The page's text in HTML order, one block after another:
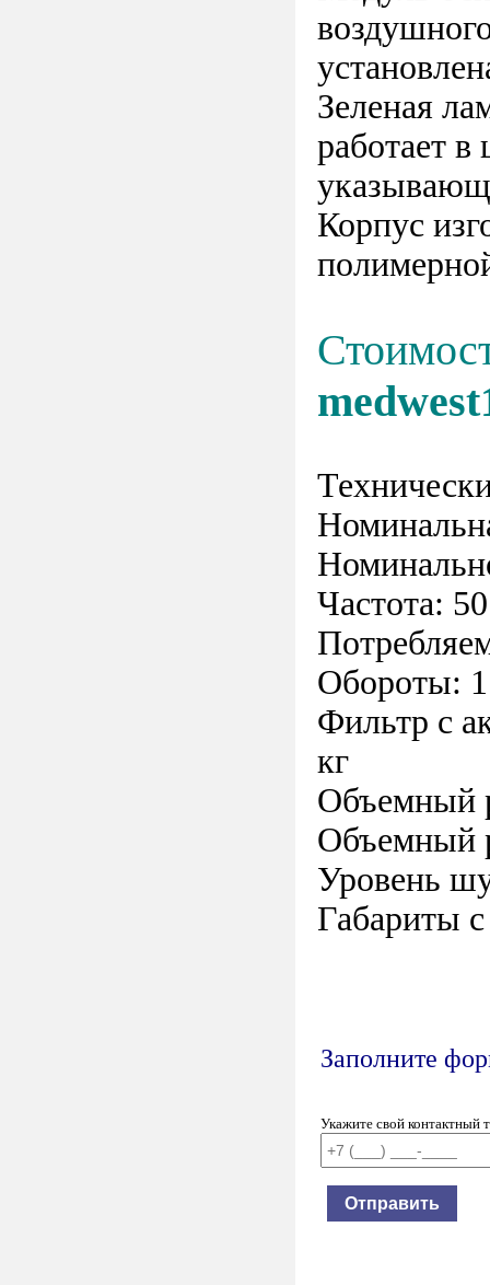
Зеленая
работает
Корпус
Частота:
Обороты:
Фильтр с
кг
Объемный
Объемный
Уровень
Габариты
Заполните
Укажите свой контактный